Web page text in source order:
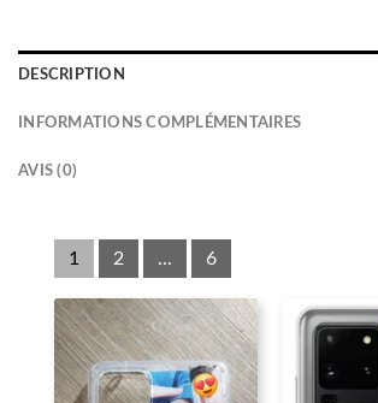
DESCRIPTION
INFORMATIONS COMPLÉMENTAIRES
AVIS (0)
1 2 ... 6